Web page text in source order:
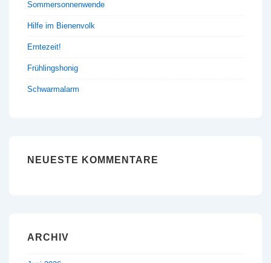
Sommersonnenwende
Hilfe im Bienenvolk
Erntezeit!
Frühlingshonig
Schwarmalarm
NEUESTE KOMMENTARE
ARCHIV